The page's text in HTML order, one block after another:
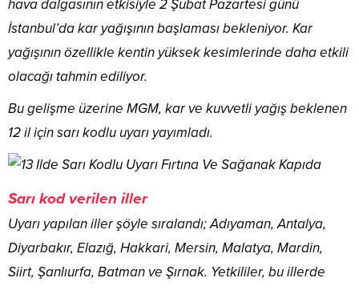
hava dalgasının etkisiyle 2 Şubat Pazartesi günü
İstanbul’da kar yağışının başlaması bekleniyor. Kar
yağışının özellikle kentin yüksek kesimlerinde daha etkili
olacağı tahmin ediliyor.
Bu gelişme üzerine MGM, kar ve kuvvetli yağış beklenen
12 il için sarı kodlu uyarı yayımladı.
Sarı kod verilen iller
Uyarı yapılan iller şöyle sıralandı; Adıyaman, Antalya,
Diyarbakır, Elazığ, Hakkari, Mersin, Malatya, Mardin,
Siirt, Şanlıurfa, Batman ve Şırnak. Yetkililer, bu illerde